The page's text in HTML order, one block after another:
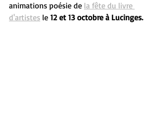
animations poésie de la fête du livre
d'artistes le 12 et 13 octobre à Lucinges.